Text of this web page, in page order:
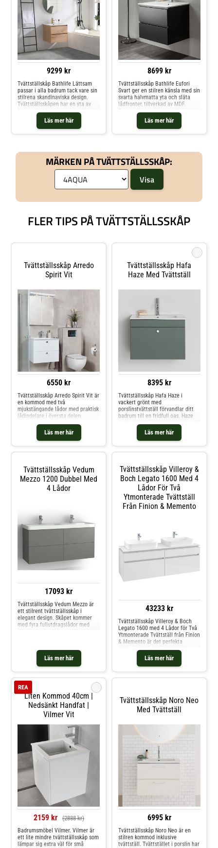
9299 kr
Läs mer här
Tvättställskåp Bathlife Lättsam
passar i alla badrum tack vare sin
stilrena skandinaviska design.
Tvättställsskåpen har en yta av
lackerad ekfaner. Lacken ger
möbeln ett bra fuktmotstånd. För
bekvämlighet är möbeln utrustad
med mjukstängande lådor.
8699 kr
Läs mer här
Tvättställsskåp Bathlife Eufori
Svart ger en stilren känsla med sin
svarta halvmatta yta och släta
lådfronter, tillverkad av MDF.
Tvättstället är i vitt porslin.
Skåpet ger snygg och smart
förvaring i de två lådorna (4 lådor
i bredd 1200 mm) som är
med AA-batteri (ingår ej) och
även eluttag (230 V).
MÄRKEN PÅ TVÄTTSTÄLLSSKÅP:
FLER TIPS PÅ TVÄTTSTÄLLSSKÅP
Tvättställsskåp Arredo
Spirit Vit
6550 kr
Läs mer här
Tvättställsskåp Arredo Spirit Vit är
en kommod med två
mjukstängande lådor med praktisk
lådindelare i översta delen.
Tvättställsskåp Hafa
Haze Med Tvättställ
8395 kr
Läs mer här
Tvättställsskåp Hafa Haze i
vackert grönt med
porslinstvättställ förvandlar ditt
badrum till en fridfull oas. Haze
en låda, ett självsäkert och
stilfullt val. Tvättstället av porslin
har en mjukt formad ho och stora
och kommer färdigmonterade.
Badrumsskåpet är enkelt att
installera med väggskena och
justerbara upphängningsbeslag.
Det är dessutom förberett för
både vägg- och golvavlopp och
har en stor mjukstängande låda
komplettera med blandare,
bottenventil och vattenlås.
Tvättställsskåp Vedum
Mezzo 1200 Dubbel Med
4 Lådor
17093 kr
Läs mer här
Tvättställsskåp Vedum Mezzo är
ett stilrent tvättställsskåp i
elegant design. Skåpet kommer
med fyra fullutdragslådor med
din egen prägel. Mezzo är en
badrumsserie med moderna
funktioner och personlig design.
Tvättställsskåp Villeroy &
Boch Legato 1600 Med 4
Lådor För Två
Ytmonterade Tvättställ
Från Finion & Memento
43233 kr
Läs mer här
Tvättställsskåp Villeroy & Boch
Legato 1600 med 4 Lådor för Två
Ytmonterade Tvättställ från Finion
& Memento är det perfekta
tvättställsskåpet för ditt badrum.
Kommoden är en del av Villeroy &
Boch populära serie Legato och
består av 24 varianter anpassade
Liten Kommod 40cm |
Nedsänkt Handfat |
Vilmer Vit
REA
2159 kr (2888 kr)
Badrumsmöbel Vilmer. Vilmer är
ett lite mindre tvättställsskåp som
lämpar sig extra väl för små
Tvättställsskåp Noro Neo
Med Tvättställ
6995 kr
Tvättställsskåp Noro Neo är en
stilren kommod inklusive
tvättställ. Tvättstället i porslin har